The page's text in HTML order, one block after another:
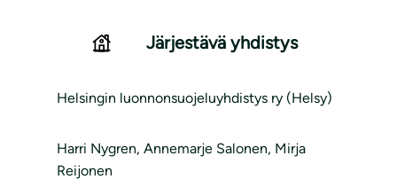
Järjestävä yhdistys
Helsingin luonnonsuojeluyhdistys ry (Helsy)
Harri Nygren, Annemarje Salonen, Mirja
Reijonen